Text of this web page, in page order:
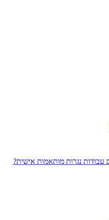
נגרות מותאמות אישית?